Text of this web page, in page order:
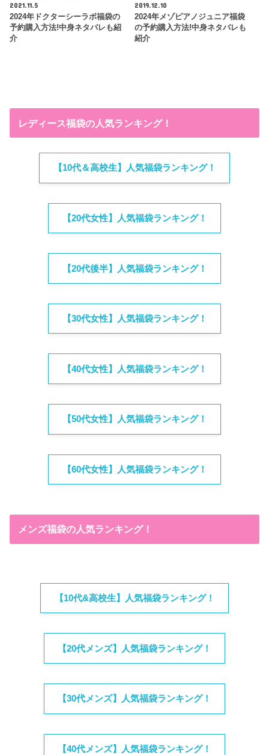
2021.11.5
2024年ドクターシーラボ福袋の
予約購入方法!中身ネタバレも紹
介
2019.12.10
2024年メゾピアノジュニア福袋
の予約購入方法!中身ネタバレも
紹介
レディース福袋の人気ランキング！
【10代＆高校生】人気福袋ランキング！
【20代女性】人気福袋ランキング！
【20代後半】人気福袋ランキング！
【30代女性】人気福袋ランキング！
【40代女性】人気福袋ランキング！
【50代女性】人気福袋ランキング！
【60代女性】人気福袋ランキング！
メンズ福袋の人気ランキング！
【10代&高校生】人気福袋ランキング！
【20代メンズ】人気福袋ランキング！
【30代メンズ】人気福袋ランキング！
【40代メンズ】人気福袋ランキング！